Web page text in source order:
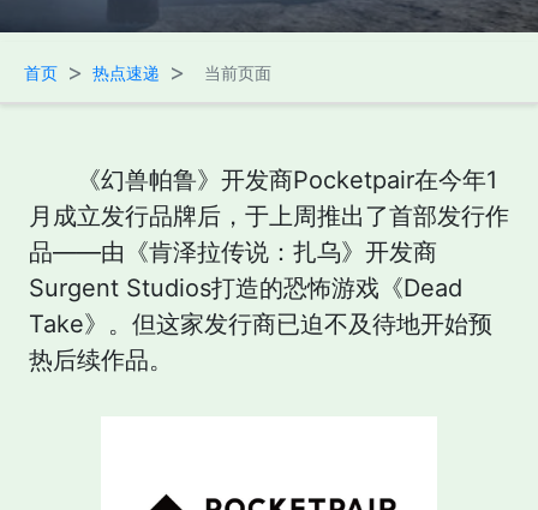
首页 > 热点速递 > 当前页面
《幻兽帕鲁》开发商Pocketpair在今年1
月成立发行品牌后，于上周推出了首部发行作
品——由《肯泽拉传说：扎乌》开发商
Surgent Studios打造的恐怖游戏《Dead
Take》。但这家发行商已迫不及待地开始预
热后续作品。